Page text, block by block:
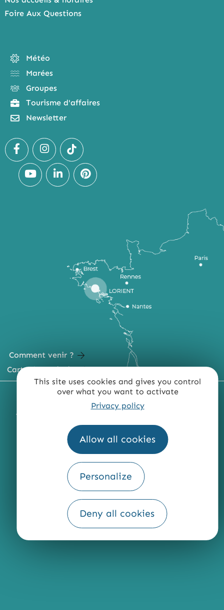
This site uses cookies and gives you control
over what you want to activate
Privacy policy
Allow all cookies
Personalize
Deny all cookies
Foire Aux Questions
Météo
Marées
Groupes
Tourisme d'affaires
Newsletter
Comment venir ?
Carte du territoire
MENTIONS LÉGALES PLAN DU SITE
ACCESSIBILITÉ : NON CONFORME
Fourni par
Traduction